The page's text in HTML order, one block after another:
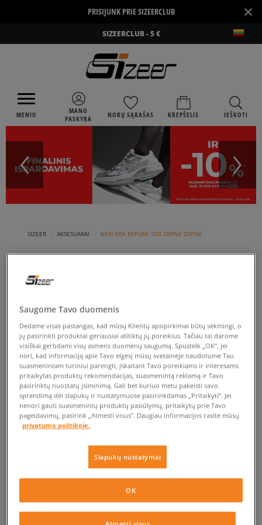
PRISIJUNK PRIE SIZEERCLUB ×
SIZEERCLUB - 5 €
MENIU
MANO
PASKYRA
NORŲ SĄRAŠAS KREPŠELIS IEŠKOTI
SIZEER AKSESUARAI NEW ERA KEPURĖ 950 ZKPNE ZKPNE
Saugome Tavo duomenis
Dedame visas pastangas, kad mūsų Klientų apsipirkimai būtų sėkmingi, o
jų pasirinkti produktai geriausiai atitiktų jų poreikius. Tačiau tai darome
visiškai gerbdami visų asmens duomenų saugumą. Spustelk „OK“, jei
nori, kad informaciją apie Tavo elgesį mūsų svetainėje naudotume Tau
suasmenintam turiniui parengti, įskaitant Tavo poreikiams ir interesams
pritaikytas produktų rekomendacijas, suasmenintą reklamą ir Tavo
pasirinktų nuostatų įsiminimą. Gali bet kuriuo metu pakeisti savo
sprendimą dėl slapukų ir nustatymuose pasirinkdamas „Pritaikyti“. Jei
nenori gauti suasmenintų produktų pasiūlymų, pritaikytų prie Tavo
pageidavimų, pasirink „Atmesti visus”. Daugiau informacijos rasite mūsų
privatumo politikoje.
Slapukų nustatymai
OK